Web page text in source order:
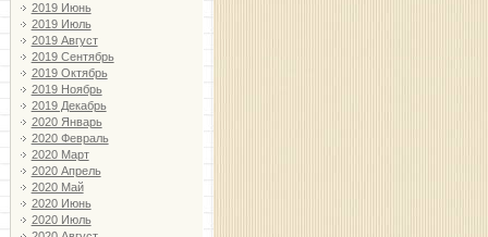
2019 Июнь
2019 Июль
2019 Август
2019 Сентябрь
2019 Октябрь
2019 Ноябрь
2019 Декабрь
2020 Январь
2020 Февраль
2020 Март
2020 Апрель
2020 Май
2020 Июнь
2020 Июль